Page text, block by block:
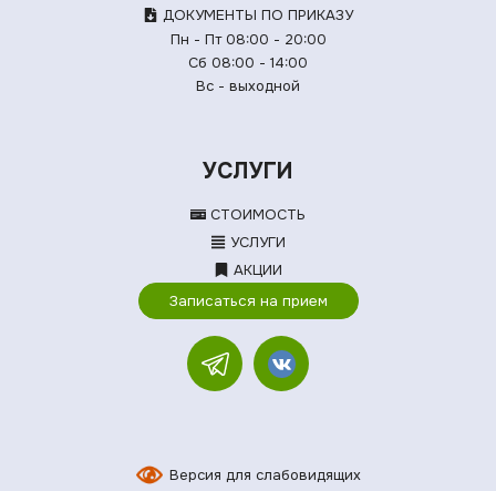
ДОКУМЕНТЫ ПО ПРИКАЗУ
Пн - Пт 08:00 - 20:00
Сб 08:00 - 14:00
Вс - выходной
УСЛУГИ
СТОИМОСТЬ
УСЛУГИ
АКЦИИ
Записаться на прием
Версия для слабовидящих